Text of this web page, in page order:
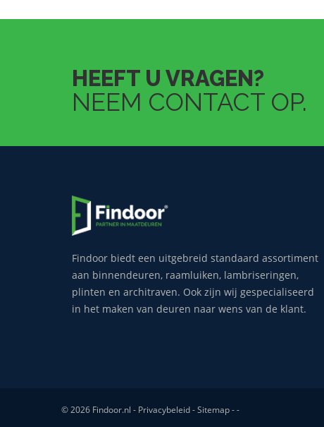
HEEFT U VRAGEN?
NEEM CONTACT OP.
Findoor biedt een uitgebreid standaard assortiment
aan binnendeuren, raamluiken, lambriseringen,
plinten en architraven. Ook zijn wij gespecialiseerd
in het maken van deuren naar wens van de klant.
© 2026 Findoor.nl - Privacybeleid-Sitemap--